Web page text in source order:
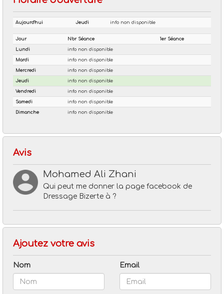
Avis
Mohamed Ali Zhani
Qui peut me donner la page facebook de
Dressage Bizerte à ?
Ajoutez votre avis
Nom Email